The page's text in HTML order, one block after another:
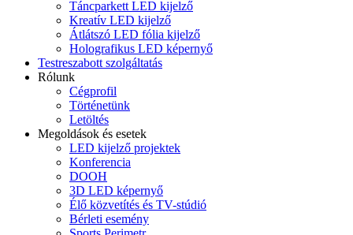
Táncparkett LED kijelző
Kreatív LED kijelző
Átlátszó LED fólia kijelző
Holografikus LED képernyő
Testreszabott szolgáltatás
Rólunk
Cégprofil
Történetünk
Letöltés
Megoldások és esetek
LED kijelző projektek
Konferencia
DOOH
3D LED képernyő
Élő közvetítés és TV-stúdió
Bérleti esemény